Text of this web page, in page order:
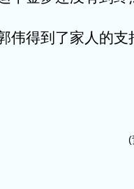
得到了家人的支
(